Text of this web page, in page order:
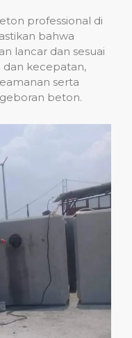
professional di
bahwa
lancar dan sesuai
dan kecepatan,
serta
beton.